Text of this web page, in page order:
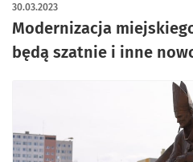
Modernizacja
będą szatnie i inne
30.03.2023